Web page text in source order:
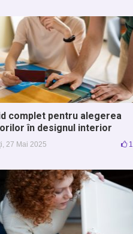
complet pentru alegerea
în designul interior
27 Mai 2025 1